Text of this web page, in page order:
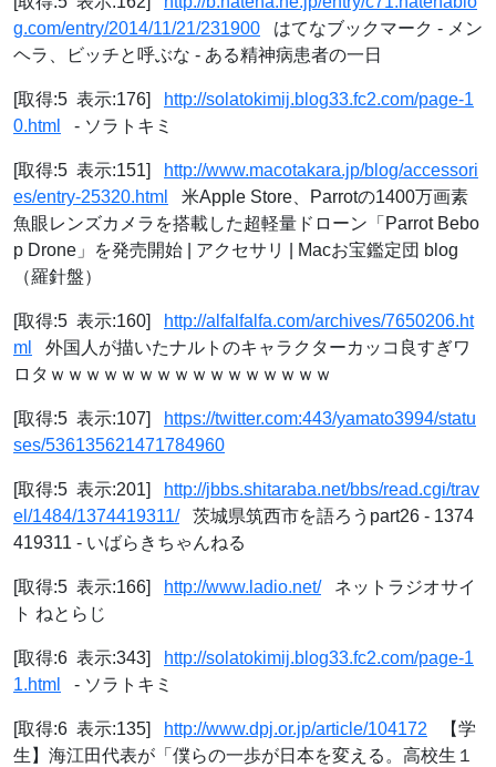
g.com/entry/2014/11/21/231900 はてなブックマーク - メン
ヘラ、ビッチと呼ぶな - ある精神病患者の一日
[取得:5 表示:176]
http://solatokimij.blog33.fc2.com/page-1
0.html
- ソラトキミ
[取得:5 表示:151]
http://www.macotakara.jp/blog/accessori
es/entry-25320.html
米Apple Store、Parrotの1400万画素
魚眼レンズカメラを搭載した超軽量ドローン「Parrot Bebo
p Drone」を発売開始 | アクセサリ | Macお宝鑑定団 blog
（羅針盤）
[取得:5 表示:160]
http://alfalfalfa.com/archives/7650206.ht
ml
外国人が描いたナルトのキャラクターカッコ良すぎワ
ロタｗｗｗｗｗｗｗｗｗｗｗｗｗｗｗｗ
[取得:5 表示:107]
https://twitter.com:443/yamato3994/statu
ses/536135621471784960
[取得:5 表示:201]
http://jbbs.shitaraba.net/bbs/read.cgi/trav
el/1484/1374419311/茨城県筑西市を語ろうpart26 - 1374
419311 - いばらきちゃんねる
[取得:5 表示:166] http://www.ladio.net/ネットラジオサイ
ト ねとらじ
[取得:6 表示:343]
http://solatokimij.blog33.fc2.com/page-1
1.html
- ソラトキミ
[取得:6 表示:135] http://www.dpj.or.jp/article/104172 【学
生】海江田代表が「僕らの一歩が日本を変える。高校生１